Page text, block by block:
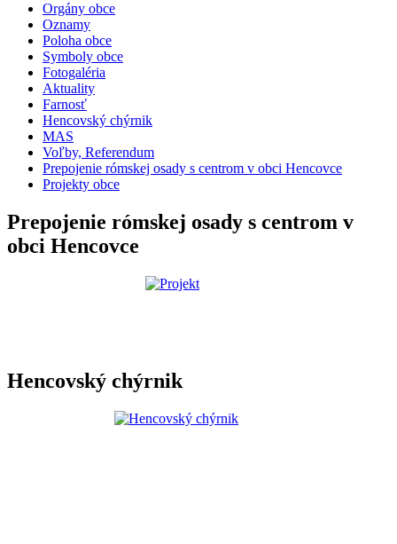
Orgány obce
Oznamy
Poloha obce
Symboly obce
Fotogaléria
Aktuality
Farnosť
Hencovský chýrnik
MAS
Voľby, Referendum
Prepojenie rómskej osady s centrom v obci Hencovce
Projekty obce
Prepojenie rómskej osady s centrom v
obci Hencovce
Hencovský chýrnik